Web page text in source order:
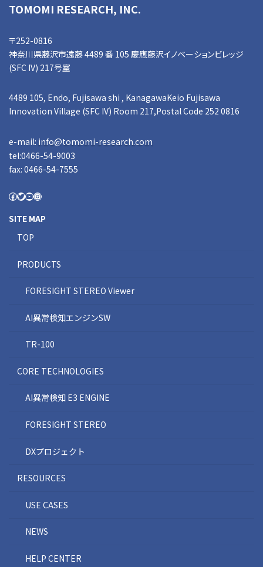
TOMOMI RESEARCH, INC.
〒252-0816
神奈川県藤沢市遠藤 4489 番 105 慶應藤沢イノベーションビレッジ
(SFC IV) 217号室
4489 105, Endo, Fujisawa shi , KanagawaKeio Fujisawa
Innovation Village (SFC IV) Room 217,Postal Code 252 0816
e-mail: info@tomomi-research.com
tel:0466-54-9003
fax: 0466-54-7555
SITE MAP
TOP
PRODUCTS
FORESIGHT STEREO Viewer
AI異常検知エンジンSW
TR-100
CORE TECHNOLOGIES
AI異常検知 E3 ENGINE
FORESIGHT STEREO
DXプロジェクト
RESOURCES
USE CASES
NEWS
HELP CENTER